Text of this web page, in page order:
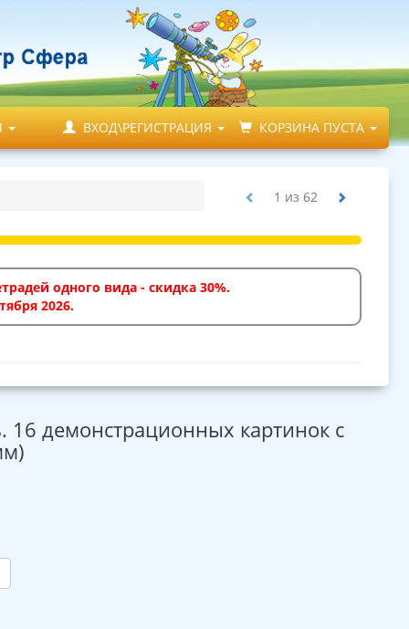
ВХОД\РЕГИСТРАЦИЯ КОРЗИНА ПУСТА
1 из 62
одного вида - скидка 30%.
2026.
демонстрационных картинок с